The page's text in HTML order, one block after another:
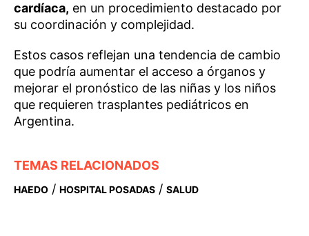
cardíaca, en un procedimiento destacado por
su coordinación y complejidad.
Estos casos reflejan una tendencia de cambio
que podría aumentar el acceso a órganos y
mejorar el pronóstico de las niñas y los niños
que requieren trasplantes pediátricos en
Argentina.
TEMAS RELACIONADOS
HAEDO / HOSPITAL POSADAS / SALUD